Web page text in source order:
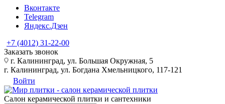
Вконтакте
Telegram
Яндекс.Дзен
+7 (4012) 31-22-00
Заказать звонок
г. Калининград, ул. Большая Окружная, 5
г. Калининград, ул. Богдана Хмельницкого, 117-121
Войти
Салон керамической плитки и сантехники